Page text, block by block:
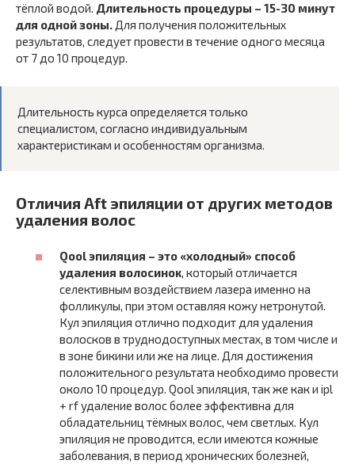
тёплой водой. Длительность процедуры – 15-30 минут
для одной зоны. Для получения положительных
результатов, следует провести в течение одного месяца
от 7 до 10 процедур.
Длительность курса определяется только
специалистом, согласно индивидуальным
характеристикам и особенностям организма.
Отличия Aft эпиляции от других методов
удаления волос
Qool эпиляция – это «холодный» способ
удаления волосинок, который отличается
селективным воздействием лазера именно на
фолликулы, при этом оставляя кожу нетронутой.
Кул эпиляция отлично подходит для удаления
волосков в труднодоступных местах, в том числе и
в зоне бикини или же на лице. Для достижения
положительного результата необходимо провести
около 10 процедур. Qool эпиляция, так же как и ipl
+ rf удаление волос более эффективна для
обладательниц тёмных волос, чем светлых. Кул
эпиляция не проводится, если имеются кожные
заболевания, в период хронических болезней,